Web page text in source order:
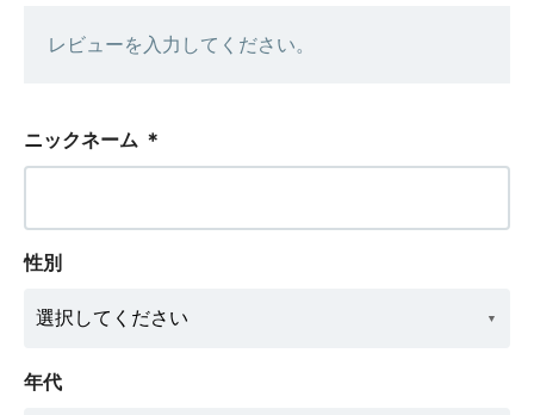
レビューを入力してください。
ニックネーム ＊
性別
年代